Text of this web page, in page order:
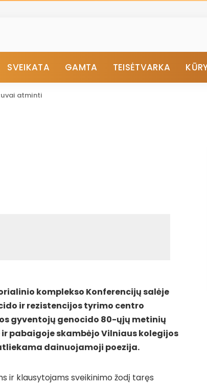
SVEIKATA GAMTA TEISĖTVARKA
atminti
komplekso Konferencijų salėje
ir rezistencijos tyrimo centro
gyventojų genocido 80-ųjų metinių
pabaigoje skambėjo Vilniaus kolegijos
dainuojamoji poezija.
ir klausytojams sveikinimo žodį taręs